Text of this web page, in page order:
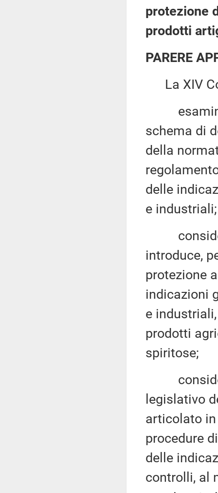
protezione
prodotti
PARERE
La XIV
schema di
della
delle
e industriali;
introduce,
protezione
indicazioni
e
prodotti
spiritose;
legislativo
articolato
procedure
delle
controlli, al